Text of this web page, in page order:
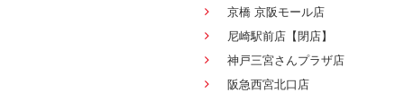
京橋 京阪モール店
尼崎駅前店【閉店】
神戸三宮さんプラザ店
阪急西宮北口店